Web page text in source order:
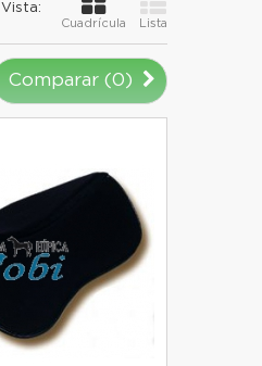
Vista:
Cuadrícula Lista
Comparar (0)